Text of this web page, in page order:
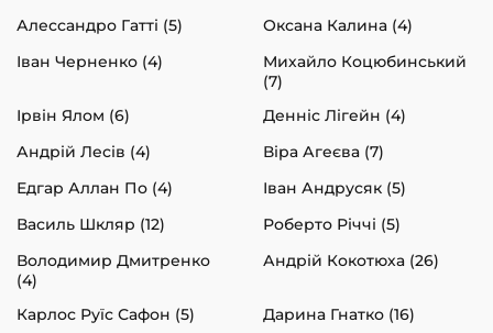
Алессандро Гатті (5)
Оксана Калина (4)
Іван Черненко (4)
Михайло Коцюбинський
(7)
Ірвін Ялом (6)
Денніс Лігейн (4)
Андрій Лесів (4)
Віра Агеєва (7)
Едгар Аллан По (4)
Іван Андрусяк (5)
Василь Шкляр (12)
Роберто Річчі (5)
Володимир Дмитренко
(4)
Андрій Кокотюха (26)
Карлос Руїс Сафон (5)
Дарина Гнатко (16)